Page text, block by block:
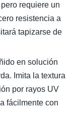
requiere un
resistencia a
tapizarse de
en solución
Imita la textura
por rayos UV
fácilmente con